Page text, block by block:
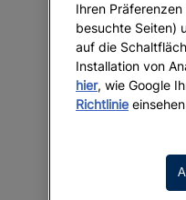
Ihren
besuchte Seiten)
auf die
Installation von
hier, wie Google
Richtlinie